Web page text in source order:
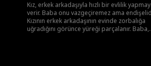
Kız, erkek arkadaşıyla hızlı bir evlilik
verir. Baba onu vazgeçiremez ama
Kızının erkek arkadaşının evinde zorbalığa
uğradığını görünce yüreği parçalanır. Baba,